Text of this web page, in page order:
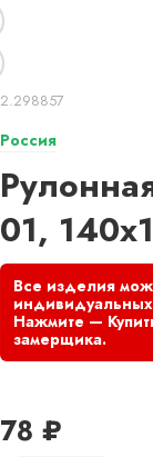
2.298857
Россия
01,
78 ₽